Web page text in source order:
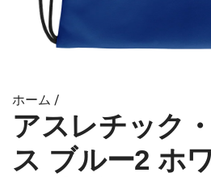
ホーム /
アスレチック
ス ブルー2 ホ